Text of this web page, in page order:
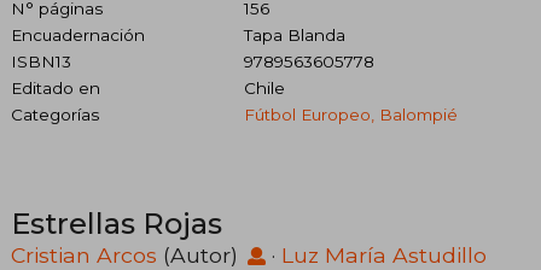
N° páginas
156
Encuadernación
Tapa Blanda
ISBN13
9789563605778
Editado en
Chile
Categorías
Fútbol Europeo, Balompié
Estrellas Rojas
Cristian Arcos (Autor) · Luz María Astudillo